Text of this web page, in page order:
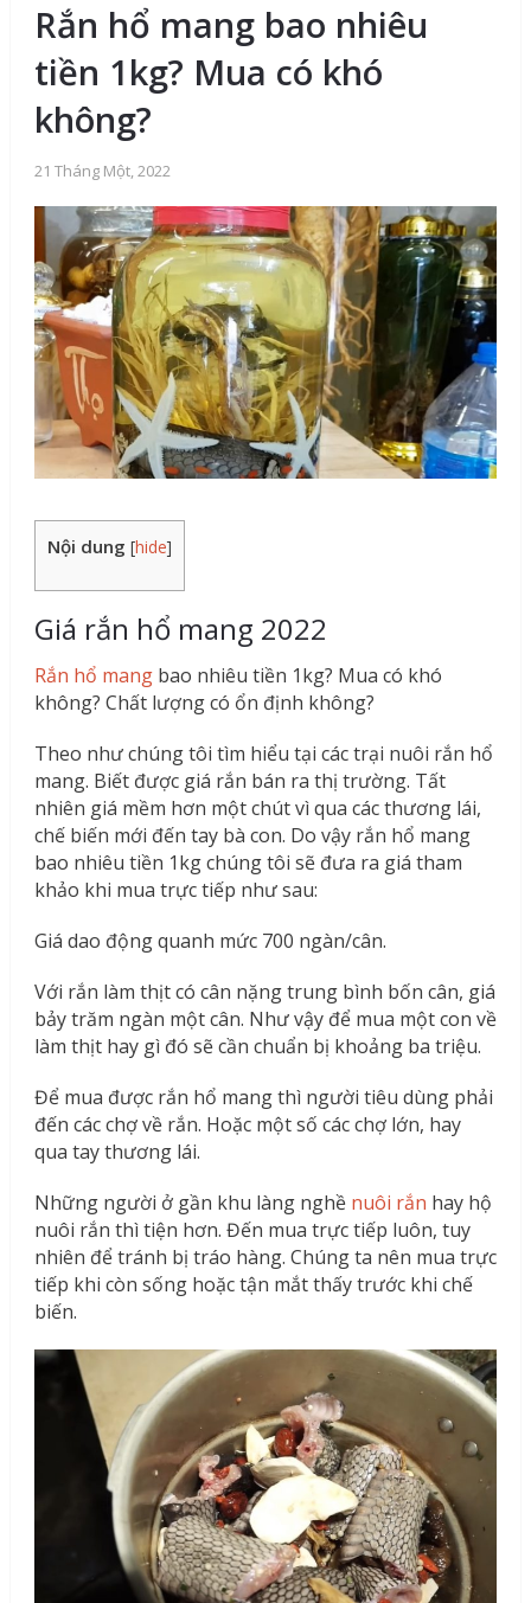
Rắn hổ mang bao nhiêu
tiền 1kg? Mua có khó
không?
21 Tháng Một, 2022
Nội dung [hide]
Giá rắn hổ mang 2022
Rắn hổ mangbao nhiêu tiền 1kg? Mua có khó
không? Chất lượng có ổn định không?
Theo như chúng tôi tìm hiểu tại các trại nuôi rắn hổ
mang. Biết được giá rắn bán ra thị trường. Tất
nhiên giá mềm hơn một chút vì qua các thương lái,
chế biến mới đến tay bà con. Do vậy rắn hổ mang
bao nhiêu tiền 1kg chúng tôi sẽ đưa ra giá tham
khảo khi mua trực tiếp như sau:
Giá dao động quanh mức 700 ngàn/cân.
Với rắn làm thịt có cân nặng trung bình bốn cân, giá
bảy trăm ngàn một cân. Như vậy để mua một con về
làm thịt hay gì đó sẽ cần chuẩn bị khoảng ba triệu.
Để mua được rắn hổ mang thì người tiêu dùng phải
đến các chợ về rắn. Hoặc một số các chợ lớn, hay
qua tay thương lái.
Những người ở gần khu làng nghề nuôi rắn hay hộ
nuôi rắn thì tiện hơn. Đến mua trực tiếp luôn, tuy
nhiên để tránh bị tráo hàng. Chúng ta nên mua trực
tiếp khi còn sống hoặc tận mắt thấy trước khi chế
biến.